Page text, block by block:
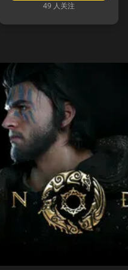
49 人关注